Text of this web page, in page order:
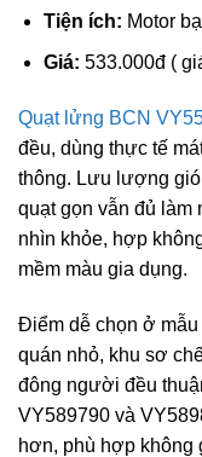
Tiện ích: Motor
Giá: 533.000đ (
Quạt lửng BCN
đều, dùng thực tế
thông. Lưu lượng
quạt gọn vẫn đủ làm
nhìn khỏe, hợp
mềm màu gia dụng.
Điểm dễ chọn ở
quán nhỏ, khu sơ
đông người đều
VY589790 và
hơn, phù hợp không